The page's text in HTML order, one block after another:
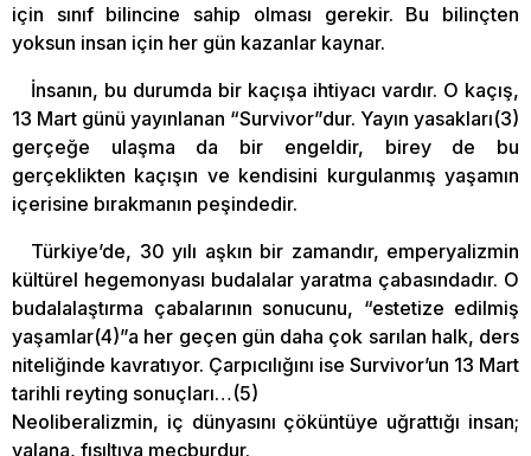
için sınıf bilincine sahip olması gerekir. Bu bilinçten
yoksun insan için her gün kazanlar kaynar.
İnsanın, bu durumda bir kaçışa ihtiyacı vardır. O kaçış,
13 Mart günü yayınlanan “Survivor”dur. Yayın yasakları(3)
gerçeğe ulaşma da bir engeldir, birey de bu
gerçeklikten kaçışın ve kendisini kurgulanmış yaşamın
içerisine bırakmanın peşindedir.
Türkiye’de, 30 yılı aşkın bir zamandır, emperyalizmin
kültürel hegemonyası budalalar yaratma çabasındadır. O
budalalaştırma çabalarının sonucunu, “estetize edilmiş
yaşamlar(4)”a her geçen gün daha çok sarılan halk, ders
niteliğinde kavratıyor. Çarpıcılığını ise Survivor’un 13 Mart
tarihli reyting sonuçları…(5)
Neoliberalizmin, iç dünyasını çöküntüye uğrattığı insan;
yalana, fısıltıya mecburdur.